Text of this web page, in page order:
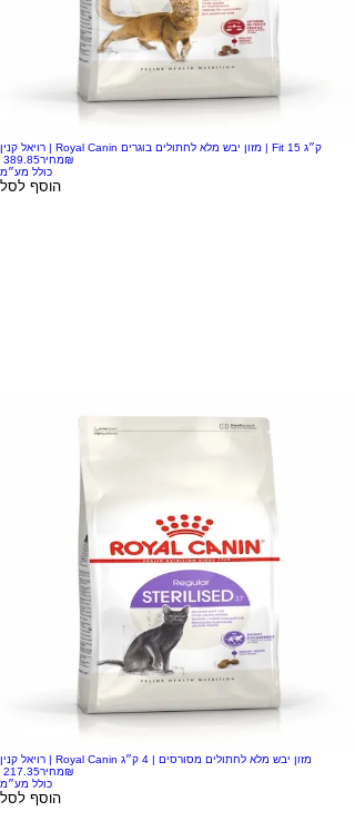
רויאל קנין | Royal Canin מזון יבש מלא לחתולים בוגרים | Fit 15 ק״ג
מחיר‏389.85 ‏₪
כולל מע״מ
הוסף לסל
רויאל קנין | Royal Canin מזון יבש מלא לחתולים מסורסים | 4 ק״ג
מחיר‏217.35 ‏₪
כולל מע״מ
הוסף לסל